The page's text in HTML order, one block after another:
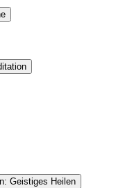
Geistiges Heilen